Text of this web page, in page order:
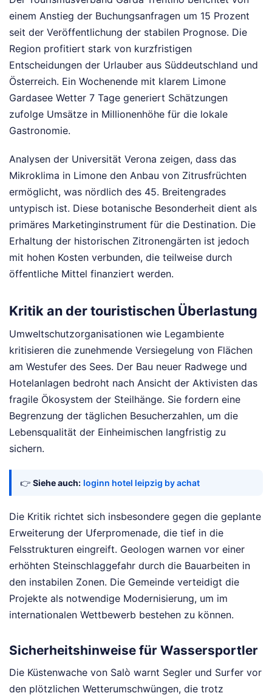
einem Anstieg der Buchungsanfragen um 15 Prozent
seit der Veröffentlichung der stabilen Prognose. Die
Region profitiert stark von kurzfristigen
Entscheidungen der Urlauber aus Süddeutschland und
Österreich. Ein Wochenende mit klarem Limone
Gardasee Wetter 7 Tage generiert Schätzungen
zufolge Umsätze in Millionenhöhe für die lokale
Gastronomie.
Analysen der Universität Verona zeigen, dass das
Mikroklima in Limone den Anbau von Zitrusfrüchten
ermöglicht, was nördlich des 45. Breitengrades
untypisch ist. Diese botanische Besonderheit dient als
primäres Marketinginstrument für die Destination. Die
Erhaltung der historischen Zitronengärten ist jedoch
mit hohen Kosten verbunden, die teilweise durch
öffentliche Mittel finanziert werden.
Kritik an der touristischen Überlastung
Umweltschutzorganisationen wie Legambiente
kritisieren die zunehmende Versiegelung von Flächen
am Westufer des Sees. Der Bau neuer Radwege und
Hotelanlagen bedroht nach Ansicht der Aktivisten das
fragile Ökosystem der Steilhänge. Sie fordern eine
Begrenzung der täglichen Besucherzahlen, um die
Lebensqualität der Einheimischen langfristig zu
sichern.
👉 Siehe auch: loginn hotel leipzig by achat
Die Kritik richtet sich insbesondere gegen die geplante
Erweiterung der Uferpromenade, die tief in die
Felsstrukturen eingreift. Geologen warnen vor einer
erhöhten Steinschlaggefahr durch die Bauarbeiten in
den instabilen Zonen. Die Gemeinde verteidigt die
Projekte als notwendige Modernisierung, um im
internationalen Wettbewerb bestehen zu können.
Sicherheitshinweise für Wassersportler
Die Küstenwache von Salò warnt Segler und Surfer vor
den plötzlichen Wetterumschwüngen, die trotz